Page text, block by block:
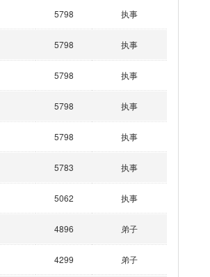
5798 执事
5798 执事
5798 执事
5798 执事
5798 执事
5783 执事
5062 执事
4896 弟子
4299 弟子